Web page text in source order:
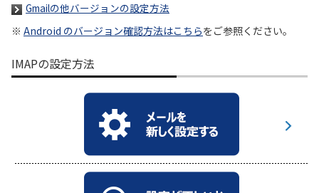
NTTドコモビジネスのお客さ
まはこちら
サービス
OCN サービス一覧
Gmailの他バージョンの設定方法
※ Android のバージョン確認方法はこちらをご参照ください。
IMAPの設定方法